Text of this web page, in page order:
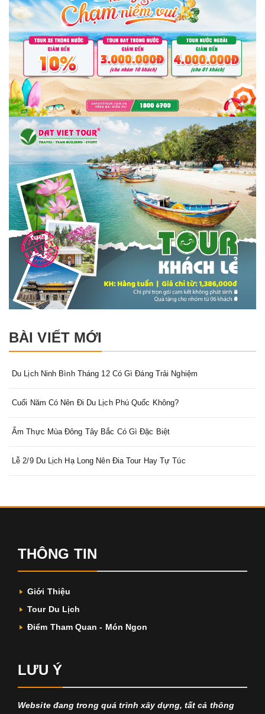
BÀI VIẾT MỚI
Du Lịch Ninh Bình Tháng 12 Có Gì Đáng Trải Nghiệm
Cuối Năm Có Nên Đi Du Lịch Phú Quốc Không?
Ẩm Thực Mùa Đông Tây Bắc Có Gì Đặc Biệt
Lễ 2/9 Du Lịch Hạ Long Nên Đia Tour Hay Tự Túc
THÔNG TIN
Giới Thiệu
Tour Du Lịch
Điểm Tham Quan - Món Ngon
LƯU Ý
Website đang trong quá trình xây dựng, tất cả thông